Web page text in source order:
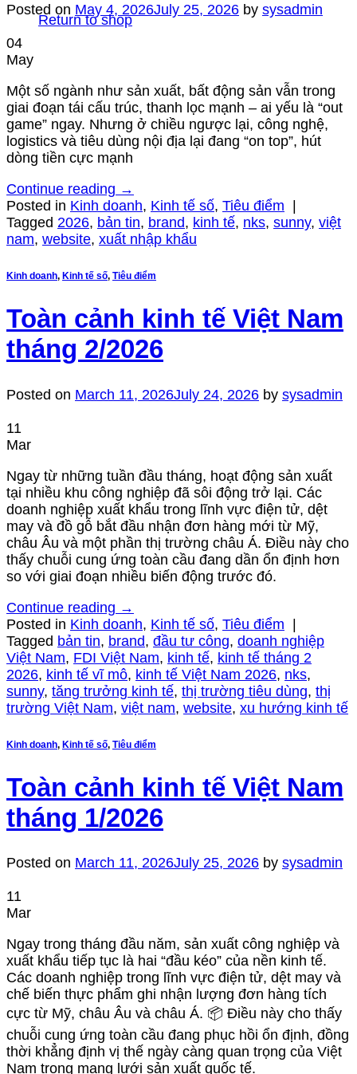
Return to shop
Posted on May 4, 2026July 25, 2026 by sysadmin
04
May
Một số ngành như sản xuất, bất động sản vẫn trong
giai đoạn tái cấu trúc, thanh lọc mạnh – ai yếu là “out
game” ngay. Nhưng ở chiều ngược lại, công nghệ,
logistics và tiêu dùng nội địa lại đang “on top”, hút
dòng tiền cực mạnh
Continue reading →
Posted in Kinh doanh, Kinh tế số, Tiêu điểm |
Tagged 2026, bản tin, brand, kinh tế, nks, sunny, việt
nam, website, xuất nhập khẩu
Kinh doanh, Kinh tế số, Tiêu điểm
Toàn cảnh kinh tế Việt Nam
tháng 2/2026
Posted on March 11, 2026July 24, 2026 by sysadmin
11
Mar
Ngay từ những tuần đầu tháng, hoạt động sản xuất
tại nhiều khu công nghiệp đã sôi động trở lại. Các
doanh nghiệp xuất khẩu trong lĩnh vực điện tử, dệt
may và đồ gỗ bắt đầu nhận đơn hàng mới từ Mỹ,
châu Âu và một phần thị trường châu Á. Điều này cho
thấy chuỗi cung ứng toàn cầu đang dần ổn định hơn
so với giai đoạn nhiều biến động trước đó.
Continue reading →
Posted in Kinh doanh, Kinh tế số, Tiêu điểm |
Tagged bản tin, brand, đầu tư công, doanh nghiệp
Việt Nam, FDI Việt Nam, kinh tế, kinh tế tháng 2
2026, kinh tế vĩ mô, kinh tế Việt Nam 2026, nks,
sunny, tăng trưởng kinh tế, thị trường tiêu dùng, thị
trường Việt Nam, việt nam, website, xu hướng kinh tế
Kinh doanh, Kinh tế số, Tiêu điểm
Toàn cảnh kinh tế Việt Nam
tháng 1/2026
Posted on March 11, 2026July 25, 2026 by sysadmin
11
Mar
Ngay trong tháng đầu năm, sản xuất công nghiệp và
xuất khẩu tiếp tục là hai “đầu kéo” của nền kinh tế.
Các doanh nghiệp trong lĩnh vực điện tử, dệt may và
chế biến thực phẩm ghi nhận lượng đơn hàng tích
cực từ Mỹ, châu Âu và châu Á. 📦 Điều này cho thấy
chuỗi cung ứng toàn cầu đang phục hồi ổn định, đồng
thời khẳng định vị thế ngày càng quan trọng của Việt
Nam trong mạng lưới sản xuất quốc tế.